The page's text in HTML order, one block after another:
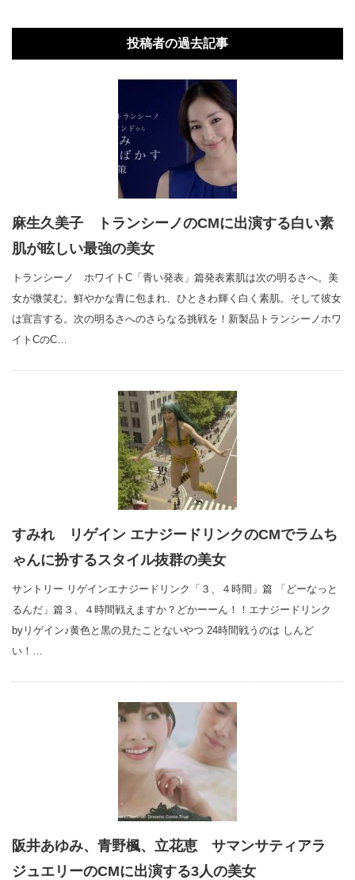
投稿者の過去記事
麻生久美子 トランシーノのCMに出演する白い素
肌が眩しい最強の美女
トランシーノ ホワイトC「青い発表」篇発表素肌は次の明るさへ。美
女が微笑む。鮮やかな青に包まれ、ひときわ輝く白く素肌。そして彼女
は宣言する。次の明るさへのさらなる挑戦を！新製品トランシーノホワ
イトCのC…
すみれ リゲイン エナジードリンクのCMでラムち
ゃんに扮するスタイル抜群の美女
サントリー リゲインエナジードリンク「３、４時間」篇 「どーなっと
るんだ」篇３、４時間戦えますか？どかーーん！！エナジードリンク
byリゲイン♪黄色と黒の見たことないやつ 24時間戦うのは しんど
い！…
阪井あゆみ、青野楓、立花恵 サマンサティアラ
ジュエリーのCMに出演する3人の美女